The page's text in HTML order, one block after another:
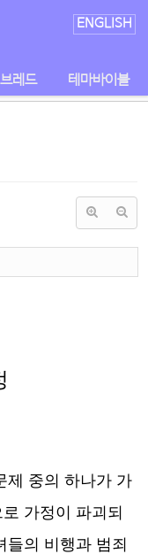
ENGLISH
레드 테마바이블
제 중의 하나가 가
가정이 파괴되
의 비행과 범죄